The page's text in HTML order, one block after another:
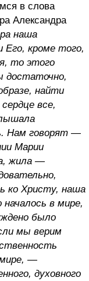
в слова
Александра
наша
Его, кроме того,
то этого
достаточно,
найти
все,
Нам говорят —
Марии
жила —
ко Христу, наша
в мире,
было
мы верим
—
духовного